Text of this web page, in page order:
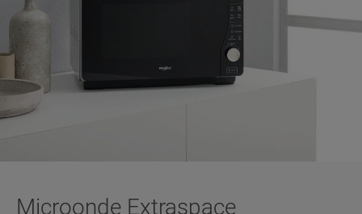
Microonde Extraspace